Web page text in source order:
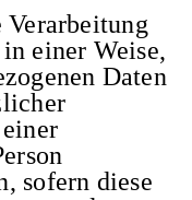
Verarbeitung
einer Weise,
Daten
sofern diese